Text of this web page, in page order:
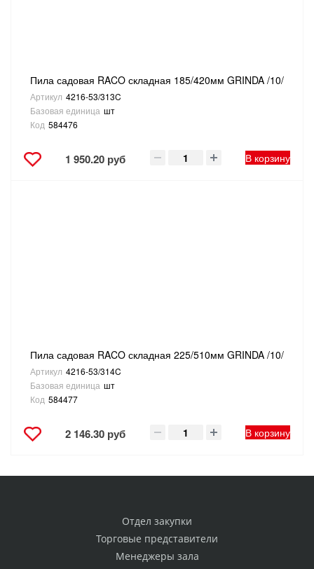
Пила садовая RACO складная 185/420мм GRINDA /10/
Артикул 4216-53/313C
Базовая единица шт
Код 584476
1 950.20 руб В корзину
Пила садовая RACO складная 225/510мм GRINDA /10/
Артикул 4216-53/314C
Базовая единица шт
Код 584477
2 146.30 руб В корзину
Отдел закупки
Торговые представители
Менеджеры зала